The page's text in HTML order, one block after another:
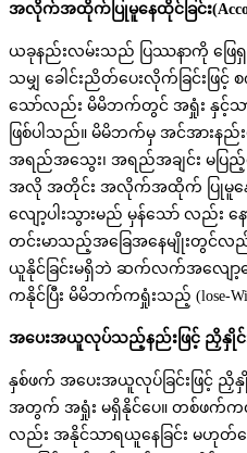
အလိုက်အထိုက်ပြုမူနေထိုင်ခြင်း(
ယခုနည်းလမ်းသည် ပြဿနာကို ဖြေရှ
သမျှ ခေါင်းညိတ်ပေးလိုက်ခြင်းဖြင့်
သော်လည်း မိမိဘက်တွင် အရှုံး နှင့်
ဖြစ်ပါသည်။ မိမိဘက်မှ အင်အားနည်း
အရည်အသွေး၊ အရည်အချင်း မပြ
အလို အတိုင်း အလိုက်အထိုက် ပြုမူနေ
လျော့ပါးသွားမည် မှန်သော် လည်
တင်းမာသည့်အခြေအနေမျိုးတွင်
ယူနိုင်ခြင်းမရှိဘဲ ဆက်လက်အလျော့
ကနိုင်ပြီး မိမိဘက်ကရှုံးသည့် (lose-
အပေးအယူလုပ်သည့်နည်းဖြင့် ညှိနှိုင်း
နှစ်ဖက် အပေးအယူလုပ်ခြင်းဖြင့်
အတွက် အရှုံး မရှိနိုင်ပေ။ တစ်ဖ
လည်း အနိုင်သာရယူနေခြင်း မဟုတ်